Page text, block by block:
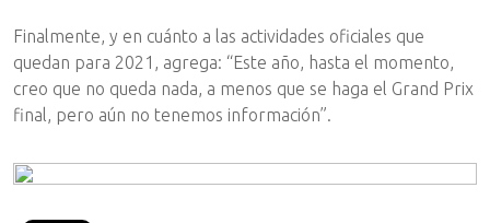
Finalmente, y en cuánto a las actividades oficiales que
quedan para 2021, agrega: “Este año, hasta el momento,
creo que no queda nada, a menos que se haga el Grand Prix
final, pero aún no tenemos información”.